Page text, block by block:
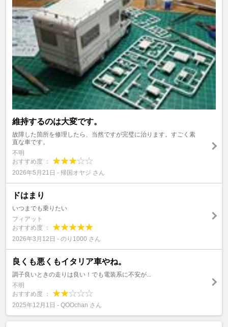
維持するのは大変です。
故障した箇所を修理したら、当然ですが完璧に治ります。すごく素
直な車です。
不明
おすすめ度 ：
2026年5月21日 - 帰国オヤジ さん
ドはまり
いつまでも乗りたい
フィアット
おすすめ度 ：
2026年3月12日 - のり1000 さん
良くも悪くもイタリア車やね。
調子良いときの走りは良い！でも電装系に不安が...
不明
おすすめ度 ：
2025年12月1日 - QOOchan さん